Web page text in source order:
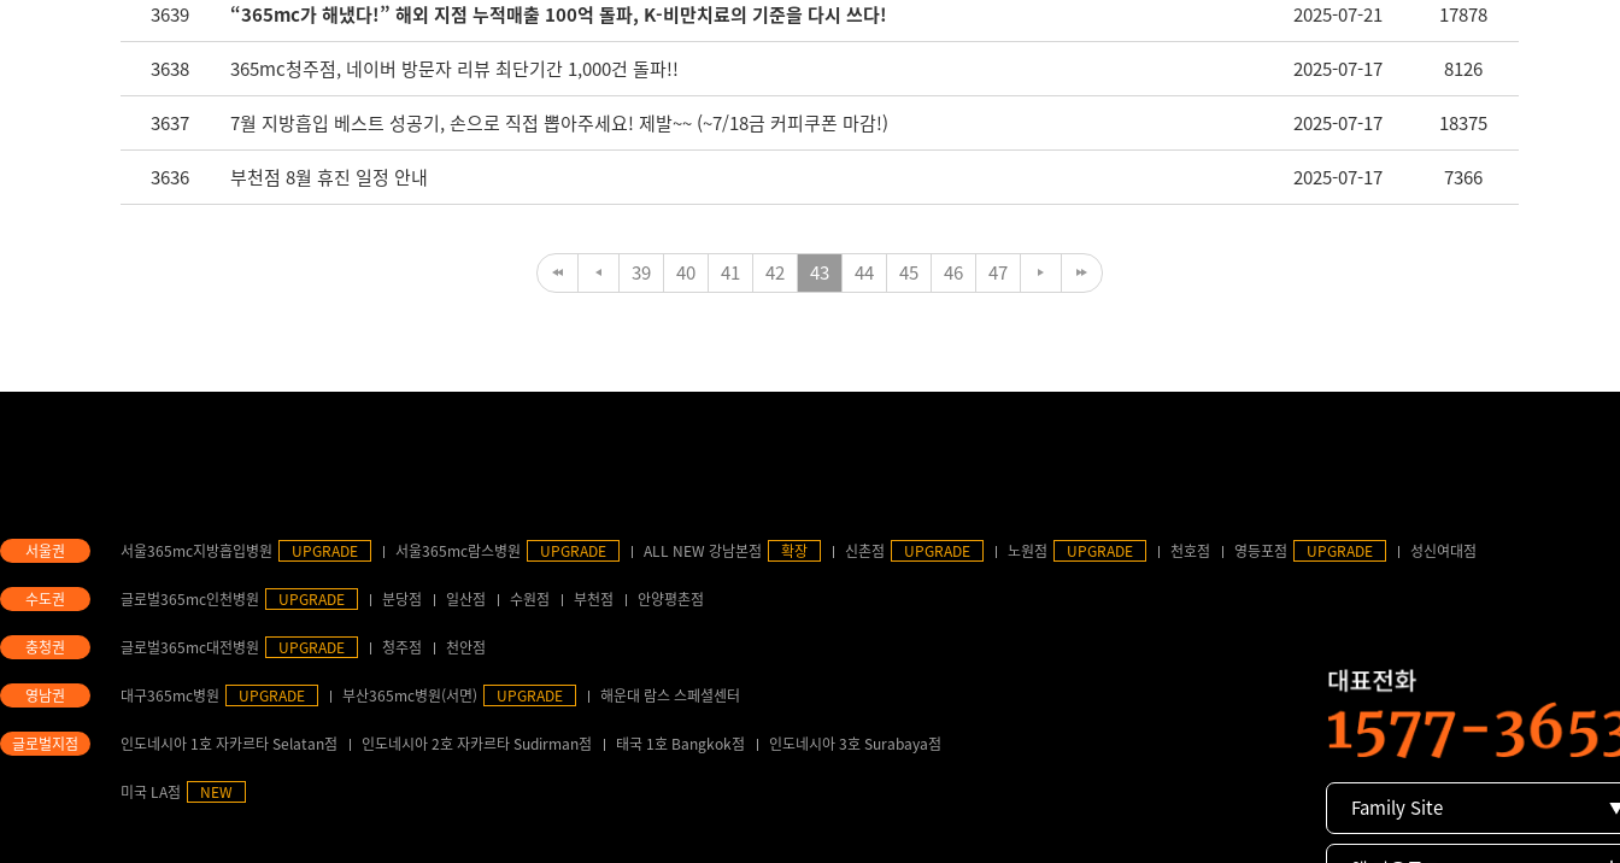
3639 “365mc가 해냈다!” 해외 지점 누적매출 100억 돌파, K-비만치료의 기준을 다시 쓰다! 2025-07-21 17878
3638 365mc청주점, 네이버 방문자 리뷰 최단기간 1,000건 돌파!! 2025-07-17 8126
3637 7월 지방흡입 베스트 성공기, 손으로 직접 뽑아주세요! 제발~~ (~7/18금 커피쿠폰 마감!) 2025-07-17 18375
3636 부천점 8월 휴진 일정 안내 2025-07-17 7366
39 40 41 42 43 44 45 46 47
서울365mc지방흡입병원 UPGRADE 서울365mc람스병원 UPGRADE ALL NEW 강남본점 확장 신촌점 UPGRADE 노원점 UPGRADE 천호점 영등포점 UPGRADE 성신여대점
글로벌365mc인천병원 UPGRADE 분당점 일산점 수원점 부천점 안양평촌점
글로벌365mc대전병원 UPGRADE 청주점 천안점
대구365mc병원 UPGRADE 부산365mc병원(서면) UPGRADE 해운대 람스 스페셜센터
인도네시아 1호 자카르타 Selatan점 인도네시아 2호 자카르타 Sudirman점 태국 1호 Bangkok점 인도네시아 3호 Surabaya점
미국 LA점 NEW
Family Site